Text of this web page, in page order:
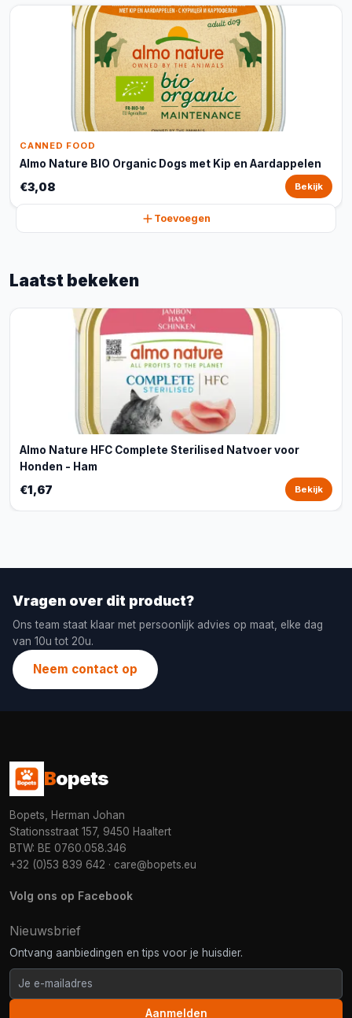
CANNED FOOD
Almo Nature BIO Organic Dogs met Kip en Aardappelen
€3,08 Bekijk
Toevoegen
Laatst bekeken
Almo Nature HFC Complete Sterilised Natvoer voor
Honden - Ham
€1,67 Bekijk
Vragen over dit product?
Ons team staat klaar met persoonlijk advies op maat, elke dag
van 10u tot 20u.
Neem contact op
Bopets
Bopets, Herman Johan
Stationsstraat 157, 9450 Haaltert
BTW: BE 0760.058.346
+32 (0)53 839 642 · care@bopets.eu
Volg ons op Facebook
Nieuwsbrief
Ontvang aanbiedingen en tips voor je huisdier.
Aanmelden